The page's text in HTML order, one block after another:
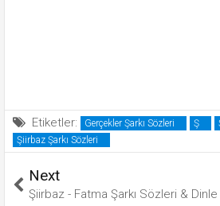
Etiketler: Gerçekler Şarkı Sözleri Ş
Şiirbaz Şarkı Sözleri
Next
Şiirbaz - Fatma Şarkı Sözleri & Dinle